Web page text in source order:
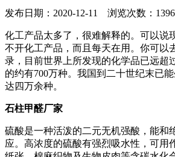
发布日期：2020-12-11 浏览次数：
化工产品太多了，很难解释的。可以说
不开化工产品，而且每天在用。你可以
录，目前世界上所发现的化学品已远超
的约有700万种。我国到二十世纪末已
达四万余种。
石柱甲醛厂家
硫酸是一种活泼的二元无机强酸，能和
应。高浓度的硫酸有强烈吸水性，可用